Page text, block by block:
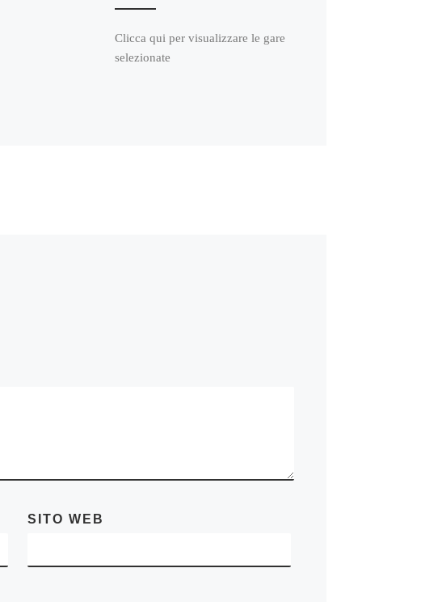
Clicca qui per visualizzare le gare
selezionate
SITO WEB